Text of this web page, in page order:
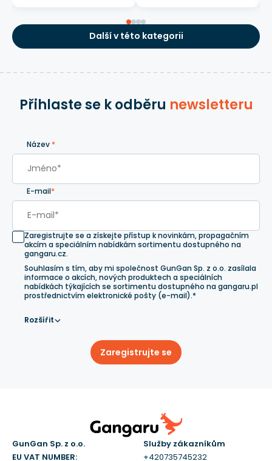
Další v této kategorii
Přihlaste se k odběru newsletteru
Název *
E-mail*
Zaregistrujte se a získejte přístup k novinkám, propagačním
akcím a speciálním nabídkám sortimentu dostupného na
gangaru.cz.
Souhlasím s tím, aby mi společnost GunGan Sp. z o.o. zasílala
informace o akcích, nových produktech a speciálních
nabídkách týkajících se sortimentu dostupného na gangaru.pl
prostřednictvím elektronické pošty (e-mail).*
Rozšířit
Zaregistrujte se
GunGan Sp. z o.o.
EU VAT NUMBER:
Služby zákazníkům
+420735745232